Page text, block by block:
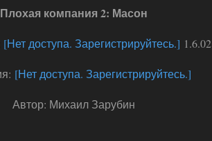
Плохая компания 2: Масон
[Нет доступа. Зарегистрируйтесь.] 1.6.02
[Нет доступа. Зарегистрируйтесь.]
Автор: Михаил Зарубин